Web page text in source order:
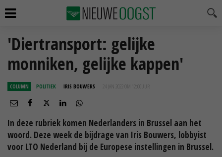
'Diertransport: gelijke
monniken, gelijke kappen'
COLUMN POLITIEK IRIS BOUWERS 24 JAN 2022 OM 12:00
In deze rubriek komen Nederlanders in Brussel aan het
woord. Deze week de bijdrage van Iris Bouwers, lobbyist
voor LTO Nederland bij de Europese instellingen in Brussel.